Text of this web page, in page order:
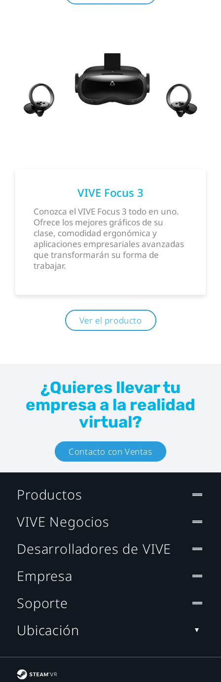
VIVE Focus 3
Conozca el VIVE Focus 3 todo en uno.
Ofrece los mejores gráficos de su
clase, comodidad ergonómica y
aplicaciones empresariales avanzadas
que transformarán su forma de
trabajar.
Ver el producto
¿Quieres llevar tu
empresa a la realidad
virtual?
Contacto con Ventas
Productos
VIVE Negocios
Desarrolladores de VIVE
Empresa
Soporte
Ubicación